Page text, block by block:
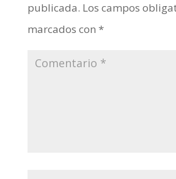
publicada. Los campos
marcados con *